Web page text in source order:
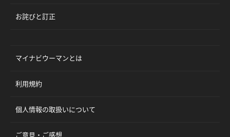
お詫びと訂正
マイナビウーマンとは
利用規約
個人情報の取扱いについて
ご意見・ご感想